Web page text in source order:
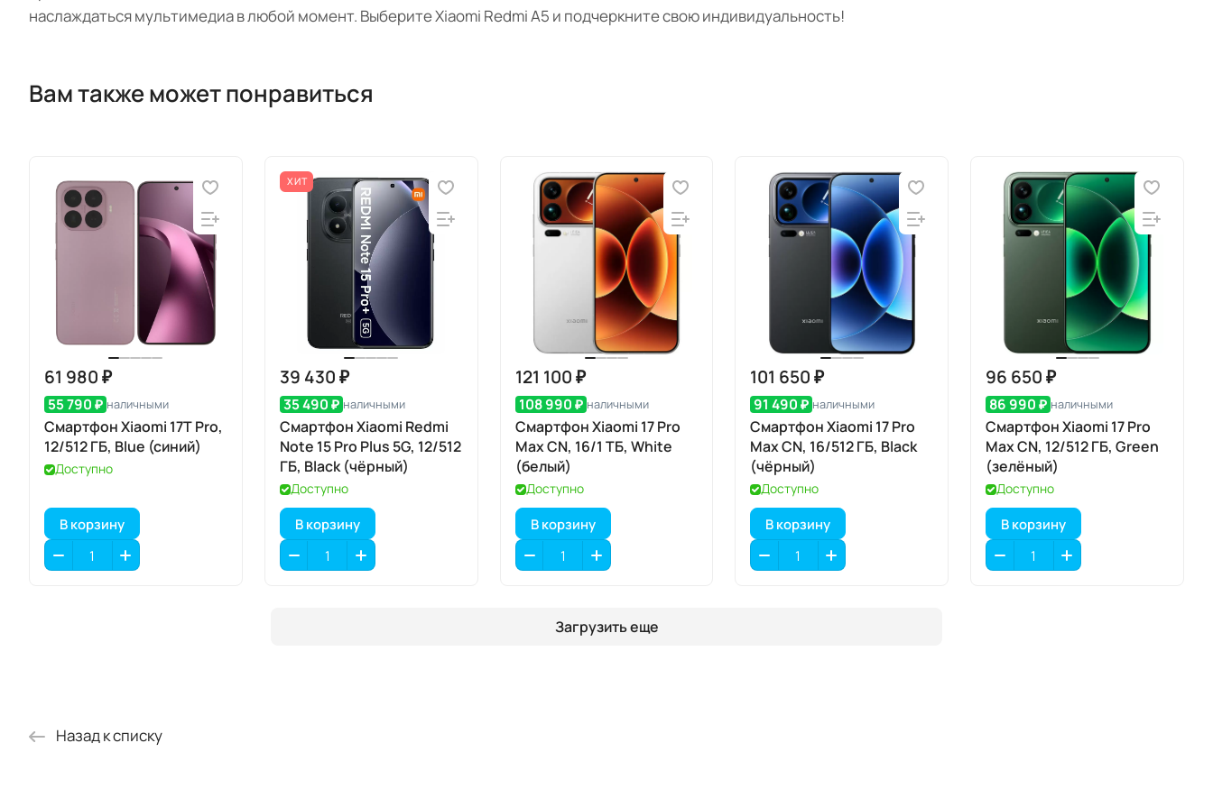
наслаждаться мультимедиа в любой момент. Выберите Xiaomi Redmi A5 и подчеркните свою индивидуальность!
Вам также может понравиться
61 980 ₽
55 790 ₽ наличными
Смартфон Xiaomi 17T Pro,
12/512 ГБ, Blue (синий)
Доступно
В корзину
ХИТ
39 430 ₽
35 490 ₽ наличными
Смартфон Xiaomi Redmi
Note 15 Pro Plus 5G, 12/512
ГБ, Black (чёрный)
Доступно
В корзину
121 100 ₽
108 990 ₽ наличными
Смартфон Xiaomi 17 Pro
Max CN, 16/1 ТБ, White
(белый)
Доступно
В корзину
101 650 ₽
91 490 ₽ наличными
Смартфон Xiaomi 17 Pro
Max CN, 16/512 ГБ, Black
(чёрный)
Доступно
В корзину
96 650 ₽
86 990 ₽ наличными
Смартфон Xiaomi 17 Pro
Max CN, 12/512 ГБ, Green
(зелёный)
Доступно
В корзину
Загрузить еще
Назад к списку